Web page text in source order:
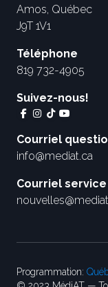
Amos, Québec
J9T 1V1
Téléphone
819 732-4905
Suivez-nous!
Courriel
info@mediat.ca
Courriel
Programmation: